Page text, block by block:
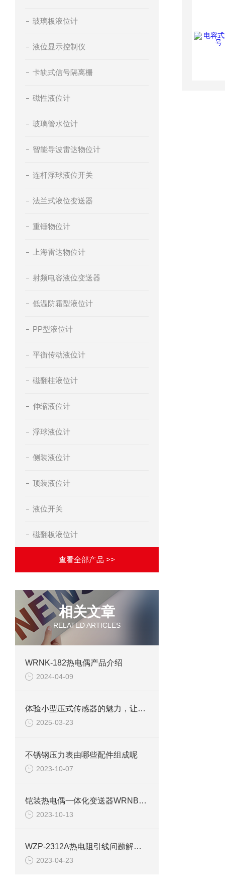
玻璃板液位计
液位显示控制仪
卡轨式信号隔离栅
磁性液位计
玻璃管水位计
智能导波雷达物位计
连杆浮球液位开关
法兰式液位变送器
重锤物位计
上海雷达物位计
射频电容液位变送器
低温防霜型液位计
PP型液位计
平衡传动液位计
磁翻柱液位计
伸缩液位计
浮球液位计
侧装液位计
顶装液位计
液位开关
磁翻板液位计
查看全部产品 >>
相关文章
RELATED ARTICLES
WRNK-182热电偶产品介绍
2024-04-09
体验小型压式传感器的魅力，让压力测量变得更加简单高效！
2025-03-23
不锈钢压力表由哪些配件组成呢
2023-10-07
铠装热电偶一体化变送器WRNB-336详细介绍
2023-10-13
WZP-2312A热电阻引线问题解决方案
2023-04-23